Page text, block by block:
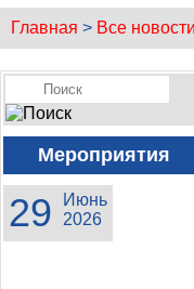
Главная > Все новости
Мероприятия
29
Июнь
2026